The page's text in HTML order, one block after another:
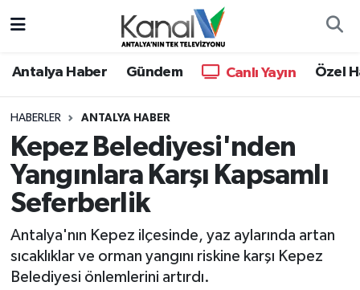
Antalya Haber Gündem Canlı Yayın Özel
HABERLER ANTALYA HABER
Kepez Belediyesi'nden
Yangınlara Karşı Kapsamlı
Seferberlik
Antalya'nın Kepez ilçesinde, yaz aylarında artan
sıcaklıklar ve orman yangını riskine karşı Kepez
Belediyesi önlemlerini artırdı.
Antalya Haber
Dünya
Eğitim
Gündem
Hava Durumu
Trafik Durumu
Süper Lig Puan Durumu ve Fikstür
Son Dakika Haberleri